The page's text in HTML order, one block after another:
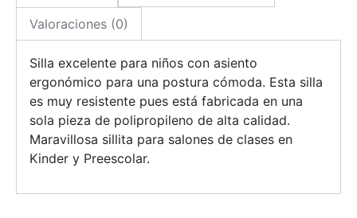
Valoraciones (0)
Silla excelente para niños con asiento
ergonómico para una postura cómoda. Esta silla
es muy resistente pues está fabricada en una
sola pieza de polipropileno de alta calidad.
Maravillosa sillita para salones de clases en
Kinder y Preescolar.